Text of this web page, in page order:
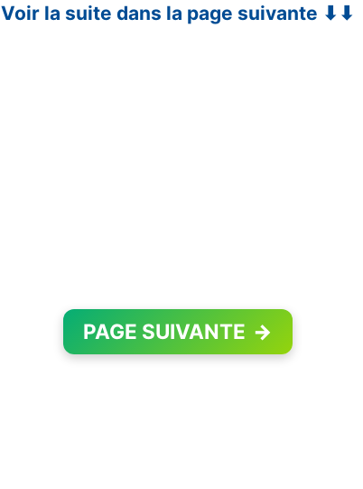
Voir la suite dans la page suivante ⬇⬇
PAGE SUIVANTE →